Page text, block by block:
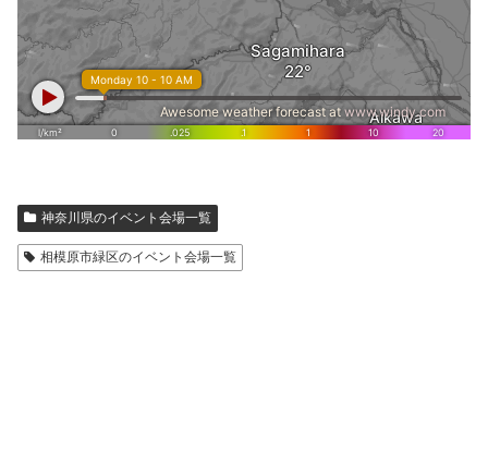
神奈川県のイベント会場一覧
相模原市緑区のイベント会場一覧